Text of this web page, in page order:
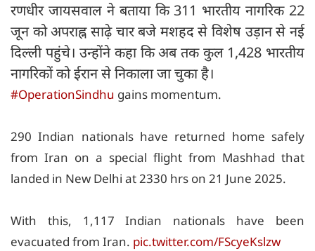
रणधीर जायसवाल ने बताया कि 311 भारतीय नागरिक 22
जून को अपराह्न साढ़े चार बजे मशहद से विशेष उड़ान से नई
दिल्ली पहुंचे। उन्होंने कहा कि अब तक कुल 1,428 भारतीय
नागरिकों को ईरान से निकाला जा चुका है।
#OperationSindhu gains momentum.
290 Indian nationals have returned home safely
from Iran on a special flight from Mashhad that
landed in New Delhi at 2330 hrs on 21 June 2025.
With this, 1,117 Indian nationals have been
evacuated from Iran. pic.twitter.com/FScyeKslzw